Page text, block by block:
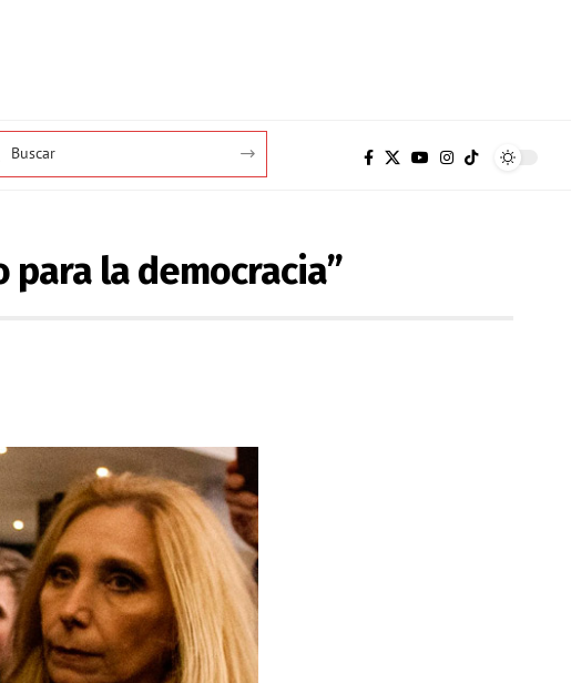
para la democracia”